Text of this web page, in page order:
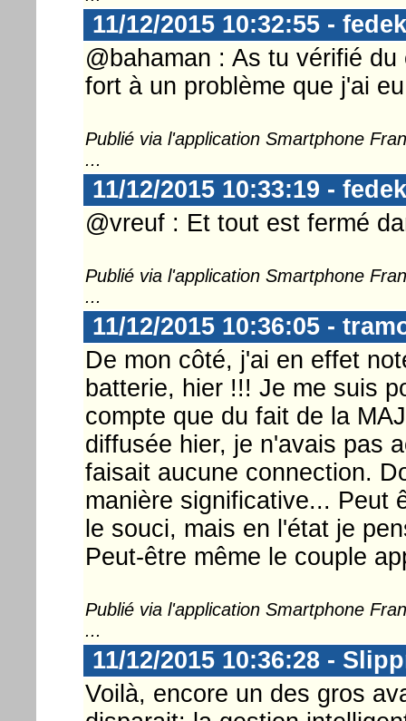
11/12/2015 10:32:55 -
@bahaman : As tu vérifié
fort à un problème que j'ai
Publié via l'application Smartphone
...
11/12/2015 10:33:19 -
@vreuf : Et tout est fermé
Publié via l'application Smartphone
...
11/12/2015 10:36:05 -
De mon côté, j'ai en effet
batterie, hier !!! Je me suis
compte que du fait de la
diffusée hier, je n'avais pas
faisait aucune connection.
manière significative... Peut
le souci, mais en l'état je
Peut-être même le couple
Publié via l'application Smartphone
...
11/12/2015 10:36:28 -
Voilà, encore un des gros